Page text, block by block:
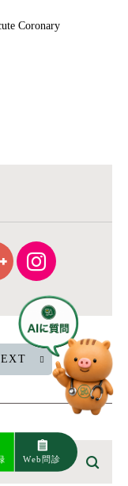
Coronary